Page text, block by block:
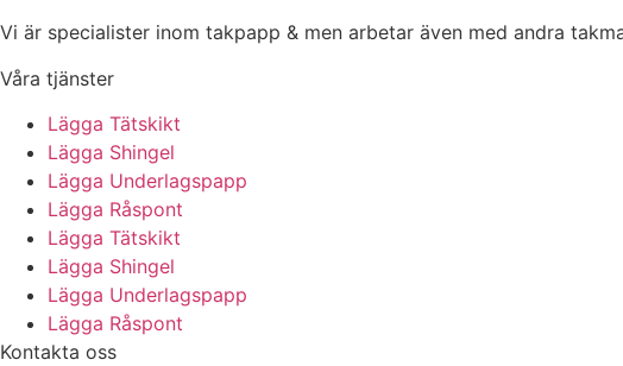
Vi är specialister inom takpapp & men arbetar även med andra
Våra tjänster
Lägga Tätskikt
Lägga Shingel
Lägga Underlagspapp
Lägga Råspont
Lägga Tätskikt
Lägga Shingel
Lägga Underlagspapp
Lägga Råspont
Kontakta oss